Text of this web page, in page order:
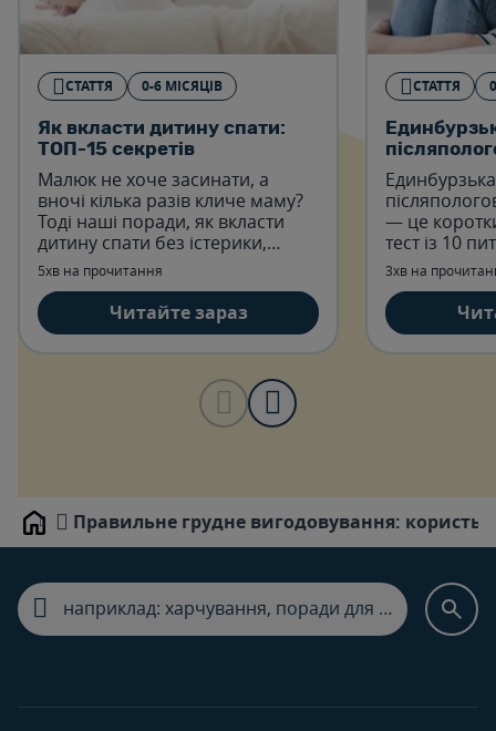
СТАТТЯ 0-6 МІСЯЦІВ
Як вкласти дитину спати:
ТОП-15 секретів
Малюк не хоче засинати, а
вночі кілька разів кличе маму?
Тоді наші поради, як вкласти
дитину спати без істерики,
обов'язково стануть вам у
пригоді.
5хв на прочитання
Читайте зараз
СТАТТЯ
— це
тест із 10
допомагає
після
3хв на
Home Правильне грудне вигодовування: